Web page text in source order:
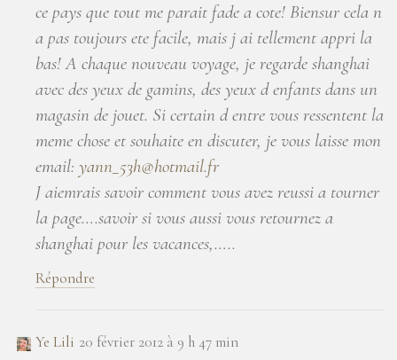
ce pays que tout me parait fade a cote! Biensur cela n
a pas toujours ete facile, mais j ai tellement appri la
bas! A chaque nouveau voyage, je regarde shanghai
avec des yeux de gamins, des yeux d enfants dans un
magasin de jouet. Si certain d entre vous ressentent la
meme chose et souhaite en discuter, je vous laisse mon
email: yann_53h@hotmail.fr
J aiemrais savoir comment vous avez reussi a tourner
la page….savoir si vous aussi vous retournez a
shanghai pour les vacances,…..
Répondre
Ye Lili 20 février 2012 à 9 h 47 min